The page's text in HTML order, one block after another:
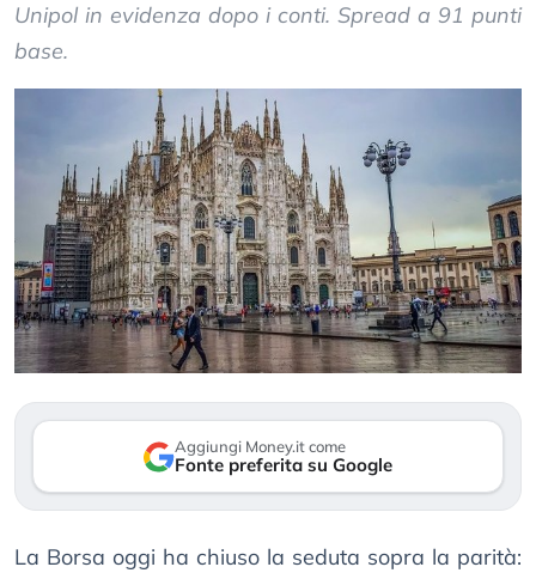
Unipol in evidenza dopo i conti. Spread a 91 punti
base.
Aggiungi Money.it come
Fonte preferita su Google
La Borsa oggi ha chiuso la seduta sopra la parità: